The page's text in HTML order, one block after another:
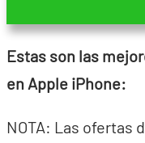
Estas son las
en Apple iPhone:
NOTA: Las ofertas